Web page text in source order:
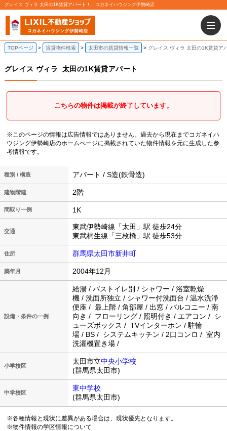
グレイス ヴィラ 太田の1K賃貸アパート！｜コガネイハウジング伊勢崎店
TOPページ 賃貸物件検索 太田市の賃貸情報一覧 グレイス ヴィラ 太田の1K賃貸ア
グレイス ヴィラ 太田の1K賃貸アパート
こちらの物件は掲載が終了しています。
※このページの情報は広告情報ではありません。過去から現在までコガネイハ
ウジング伊勢崎店のホームぺージに掲載されていた物件情報を元に生成した参
考情報です。
種別 / 構造 アパート / S造(鉄骨造)
建物階建 2階
間取り一例 1K
交通
東武伊勢崎線「太田」駅 徒歩24分
東武桐生線「三枚橋」駅 徒歩53分
住所 群馬県太田市新井町
築年月 2004年12月
設備・条件の一例
給湯 / バストイレ別 / シャワー / 浴室乾燥
機 / 洗面所独立 / シャワー付洗面台 / 温水洗浄
便座 / 最上階 / 角部屋 / 出窓 / バルコニー / 南
向き / フローリング / 照明付き / エアコン / シ
ューズボックス / TVインターホン / 駐輪
場 / BS / システムキッチン / 2口コンロ / 室内
洗濯機置き場 /
小学校区
太田市立中央小学校
(群馬県太田市)
中学校区
東中学校
(群馬県太田市)
※各種情報と現状に差異がある場合は、現状優先となります。
※物件情報の学区情報について